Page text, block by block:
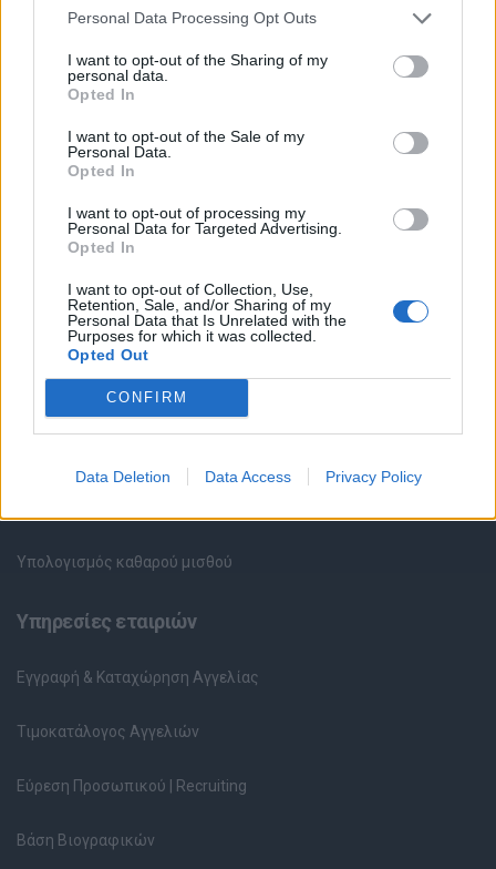
Personal Data Processing Opt Outs
I want to opt-out of the Sharing of my
personal data.
Opted In
I want to opt-out of the Sale of my
Personal Data.
Opted In
I want to opt-out of processing my
Personal Data for Targeted Advertising.
Opted In
I want to opt-out of Collection, Use,
Retention, Sale, and/or Sharing of my
Personal Data that Is Unrelated with the
Purposes for which it was collected.
Opted Out
CONFIRM
Data Deletion Data Access Privacy Policy
Θέσεις Εργασίας ανά Ειδικότητα
Κέντρο Βοήθειας
Υπηρεσίες υποψηφίων
Καταχώρηση Online Βιογραφικού
Συμβουλές Καριέρας
Υπολογισμός καθαρού μισθού
Υπηρεσίες εταιριών
Εγγραφή & Καταχώρηση Αγγελίας
Τιμοκατάλογος Αγγελιών
Εύρεση Προσωπικού | Recruiting
Βάση Βιογραφικών